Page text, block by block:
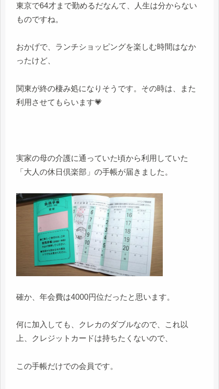
東京で64才まで勤めるだなんて、人生は分からない
ものですね。
おかげで、ランチショッピングを楽しむ時間はなか
ったけど、
関東が終の棲み処になりそうです。その時は、また
利用させてもらいます💗
実家の母の介護に通っていた頃から利用していた
「大人の休日倶楽部」の手帳が届きました。
確か、年会費は4000円位だったと思います。
何に加入しても、クレカのダブルなので、これ以
上、クレジットカードは持ちたくないので、
この手帳だけでの会員です。